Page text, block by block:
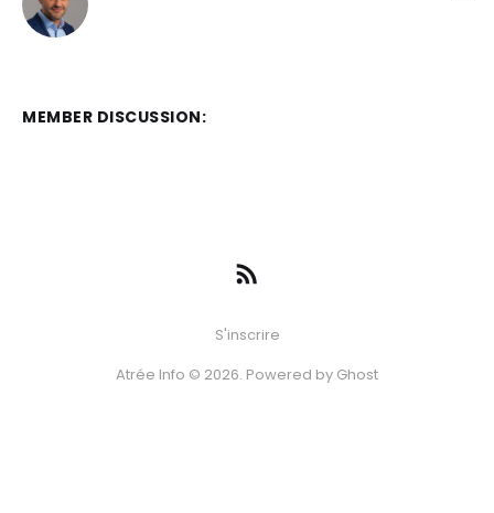
MEMBER DISCUSSION:
S'inscrire
Atrée Info © 2026. Powered by Ghost